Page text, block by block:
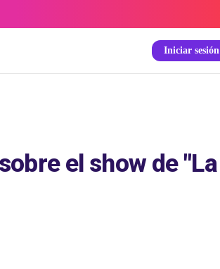
Iniciar sesión
el show de "La